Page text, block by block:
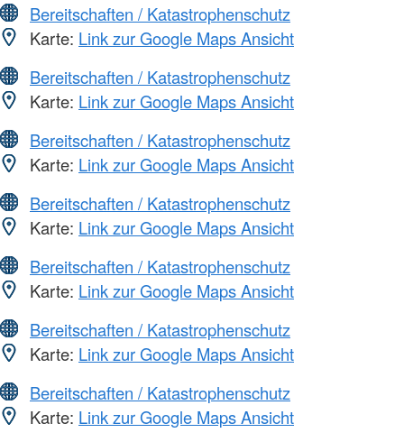
Bereitschaften / Katastrophenschutz
Karte: Link zur Google Maps Ansicht
Bereitschaften / Katastrophenschutz
Karte: Link zur Google Maps Ansicht
Bereitschaften / Katastrophenschutz
Karte: Link zur Google Maps Ansicht
Bereitschaften / Katastrophenschutz
Karte: Link zur Google Maps Ansicht
Bereitschaften / Katastrophenschutz
Karte: Link zur Google Maps Ansicht
Bereitschaften / Katastrophenschutz
Karte: Link zur Google Maps Ansicht
Bereitschaften / Katastrophenschutz
Karte: Link zur Google Maps Ansicht